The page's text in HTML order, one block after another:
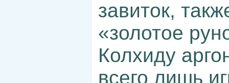
завиток,
«золотое
Колхиду
всего лишь